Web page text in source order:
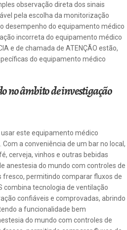
observação direta dos sinais
pela escolha da monitorização
desempenho do equipamento médico
incorreta do equipamento médico
e de chamada de ATENÇÃO estão,
do equipamento médico
no âmbito de investigação
este equipamento médico
a conveniência de um bar no local,
cerveja, vinhos e outras bebidas
anestesia do mundo com controles de
fresco, permitindo comparar fluxos de
combina tecnologia de ventilação
confiáveis ​​e comprovadas, abrindo
a funcionalidade bem
do mundo com controles de